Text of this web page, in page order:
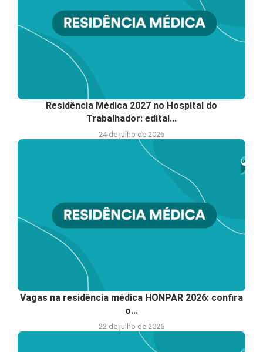
Residência Médica 2027 no Hospital do
Trabalhador: edital...
24 de julho de 2026
Vagas na residência médica HONPAR 2026: confira
o...
22 de julho de 2026